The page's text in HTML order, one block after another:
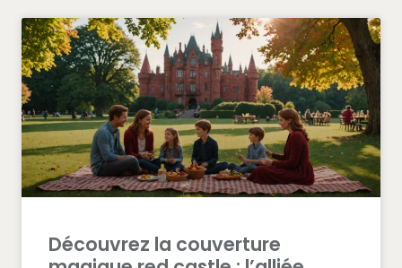
Découvrez la couverture